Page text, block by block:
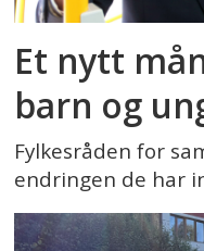
Et nytt
barn og
Fylkesråden for
endringen de har